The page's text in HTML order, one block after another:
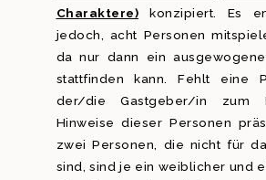
Charaktere) konzipiert. Es
jedoch, acht Personen
da nur dann ein
stattfinden kann. Fehlt eine
der/die Gastgeber/in zum
Hinweise dieser Personen
zwei Personen, die nicht für
sind, sind je ein weiblicher und